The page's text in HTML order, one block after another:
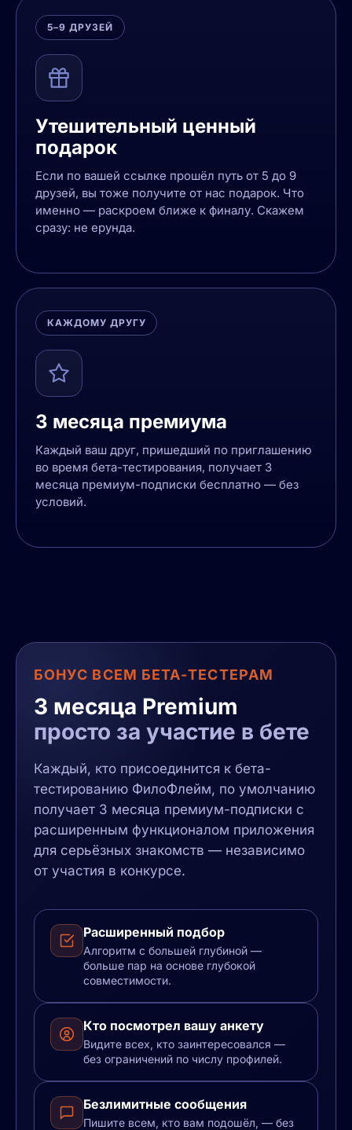
5–9 ДРУЗЕЙ
Утешительный ценный
подарок
Если по вашей ссылке прошёл путь от 5 до 9
друзей, вы тоже получите от нас подарок. Что
именно — раскроем ближе к финалу. Скажем
сразу: не ерунда.
КАЖДОМУ ДРУГУ
3 месяца премиума
Каждый ваш друг, пришедший по приглашению
во время бета-тестирования, получает 3
месяца премиум-подписки бесплатно — без
условий.
БОНУС ВСЕМ БЕТА-ТЕСТЕРАМ
3 месяца Premium
просто за участие в бете
Каждый, кто присоединится к бета-
тестированию ФилоФлейм, по умолчанию
получает 3 месяца премиум-подписки с
расширенным функционалом приложения
для серьёзных знакомств — независимо
от участия в конкурсе.
Расширенный подбор
Алгоритм с большей глубиной —
больше пар на основе глубокой
совместимости.
Кто посмотрел вашу анкету
Видите всех, кто заинтересовался —
без ограничений по числу профилей.
Безлимитные сообщения
Пишите всем, кто вам подошёл, — без